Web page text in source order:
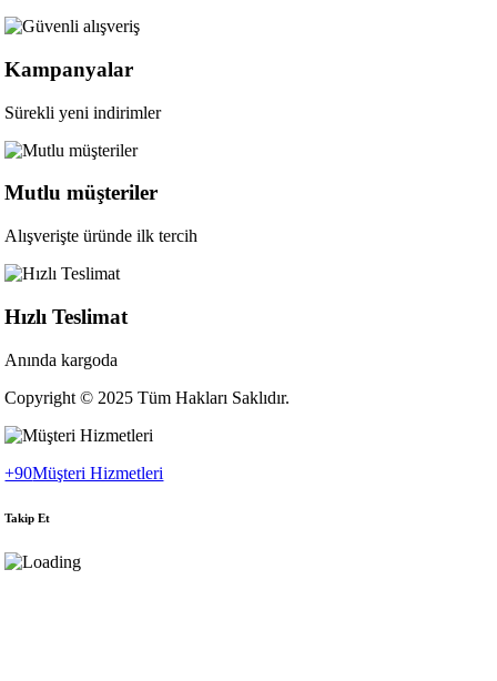
Kampanyalar
Sürekli yeni indirimler
Mutlu müşteriler
Alışverişte üründe ilk tercih
Hızlı Teslimat
Anında kargoda
Copyright © 2025 Tüm Hakları Saklıdır.
+90Müşteri Hizmetleri
Takip Et